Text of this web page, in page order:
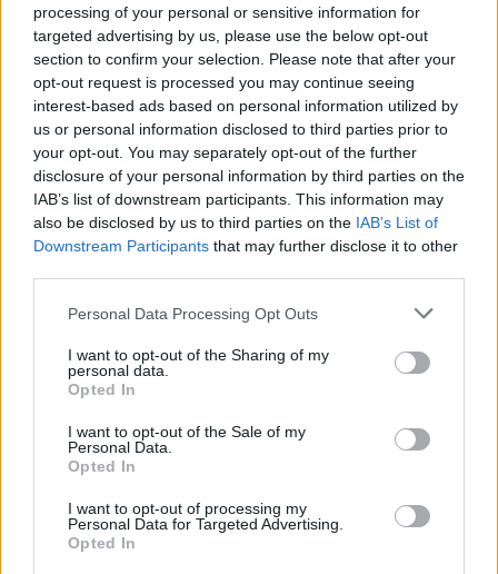
processing of your personal or sensitive information for
targeted advertising by us, please use the below opt-out
section to confirm your selection. Please note that after your
opt-out request is processed you may continue seeing
interest-based ads based on personal information utilized by
us or personal information disclosed to third parties prior to
your opt-out. You may separately opt-out of the further
disclosure of your personal information by third parties on the
IAB’s list of downstream participants. This information may
also be disclosed by us to third parties on the IAB’s List of
Downstream Participants that may further disclose it to other
Please note that this website/app uses one or more Google
not limited to your visit or usage behaviour. You may click to
grant or deny consent to Google and its third-party tags to
use your data for below specified purposes in below Google
consent section.
Personal Data Processing Opt Outs
I want to opt-out of the Sharing of my
personal data.
Opted In
I want to opt-out of the Sale of my
Personal Data.
Opted In
I want to opt-out of processing my
Personal Data for Targeted Advertising.
Opted In
¿Interesante? ¡Compártelo en Facebook!
¿Quiere estar al día? Síganos en GoogleNews
RELACIONADO
Temas Bebidas energéticas Beneficios de la cafeína
Café Cafeína Cafeína en el embarazo
Efectos de la cafeína en la salud
Gestión del consumo de cafeína La cafeína y los niños
Mira también en la lengua